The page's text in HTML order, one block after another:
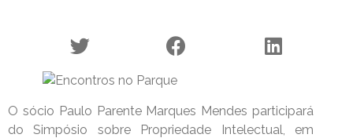
O sócio Paulo Parente Marques Mendes participará
do Simpósio sobre Propriedade Intelectual, em